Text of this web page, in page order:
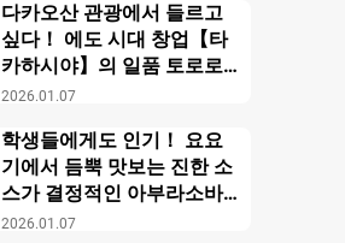
2026.01.07
다카오산 관광에서 들르고
싶다！ 에도 시대 창업【타
카하시야】의 일품 토로로
소바
2026.01.07
학생들에게도 인기！ 요요
기에서 듬뿍 맛보는 진한 소
스가 결정적인 아부라소바
【무사시노 아부라 각카